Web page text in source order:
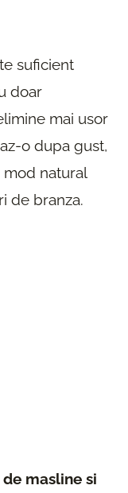
suficient
doar
mai usor
o dupa gust,
natural
de branza.
de masline si